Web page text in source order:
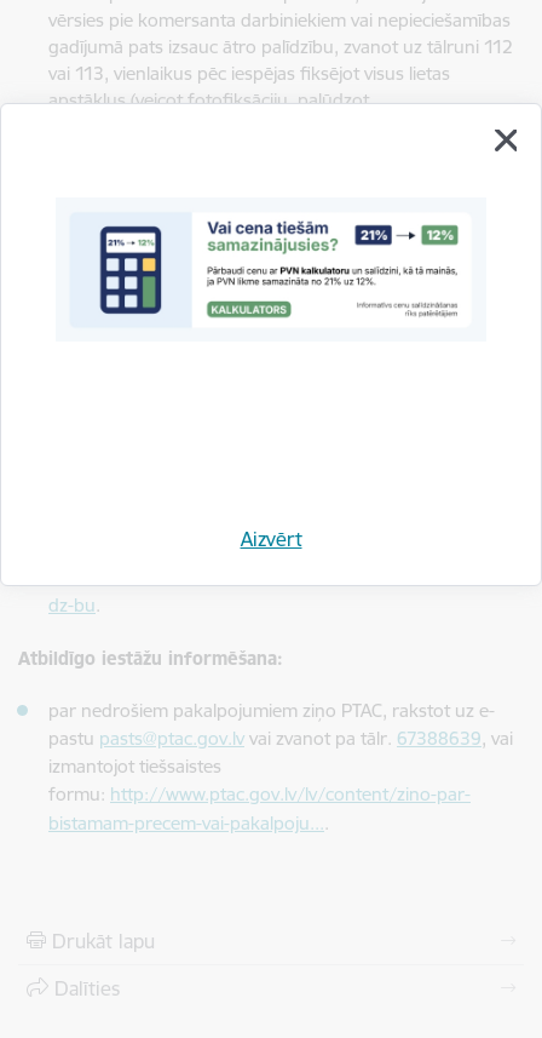
Aizvērt
vērsies pie komersanta darbiniekiem vai nepieciešamības
gadījumā pats izsauc ātro palīdzību, zvanot uz tālruni 112
vai 113, vienlaikus pēc iespējas fiksējot visus lietas
apstākļus (veicot fotofiksāciju, palūdzot
kontaktinformāciju apkārtējiem, kas redzēja negadījumu).
pat ja līgumā ierakstīts netaisnīgs noteikums, ka
patērētājam nav nekādu tiesību vērsties ar pretenzijām pie
pakalpojumu sniedzēja, atceries, ka strīda gadījumā
patērētājam ir normatīvajos aktos noteiktās tiesības
likuma 26.2 panta noteikumus). Iesniegumu iesniegšanas
dz-bu.
Atbildīgo iestāžu informēšana:
par nedrošiem pakalpojumiem ziņo PTAC, rakstot uz e-
pastu pasts@ptac.gov.lv vai zvanot pa tālr. 67388639, vai
izmantojot tiešsaistes
formu: http://www.ptac.gov.lv/lv/content/zino-par-
bistamam-precem-vai-pakalpoju....
Drukāt lapu
Dalīties